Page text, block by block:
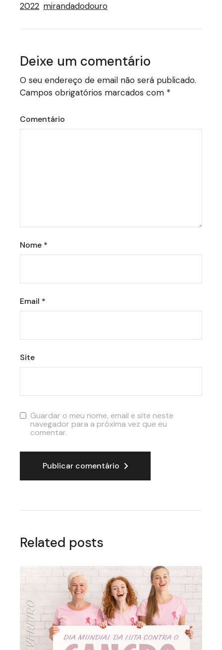
2022 mirandadodouro
Deixe um comentário
O seu endereço de email não será publicado.
Campos obrigatórios marcados com *
Comentário
Nome *
Email *
Site
Guardar o meu nome, email e site neste
navegador para a próxima vez que eu
comentar.
Publicar comentário
Related posts